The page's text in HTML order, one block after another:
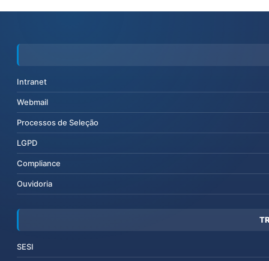
Intranet
Webmail
Processos de Seleção
LGPD
Compliance
Ouvidoria
SESI